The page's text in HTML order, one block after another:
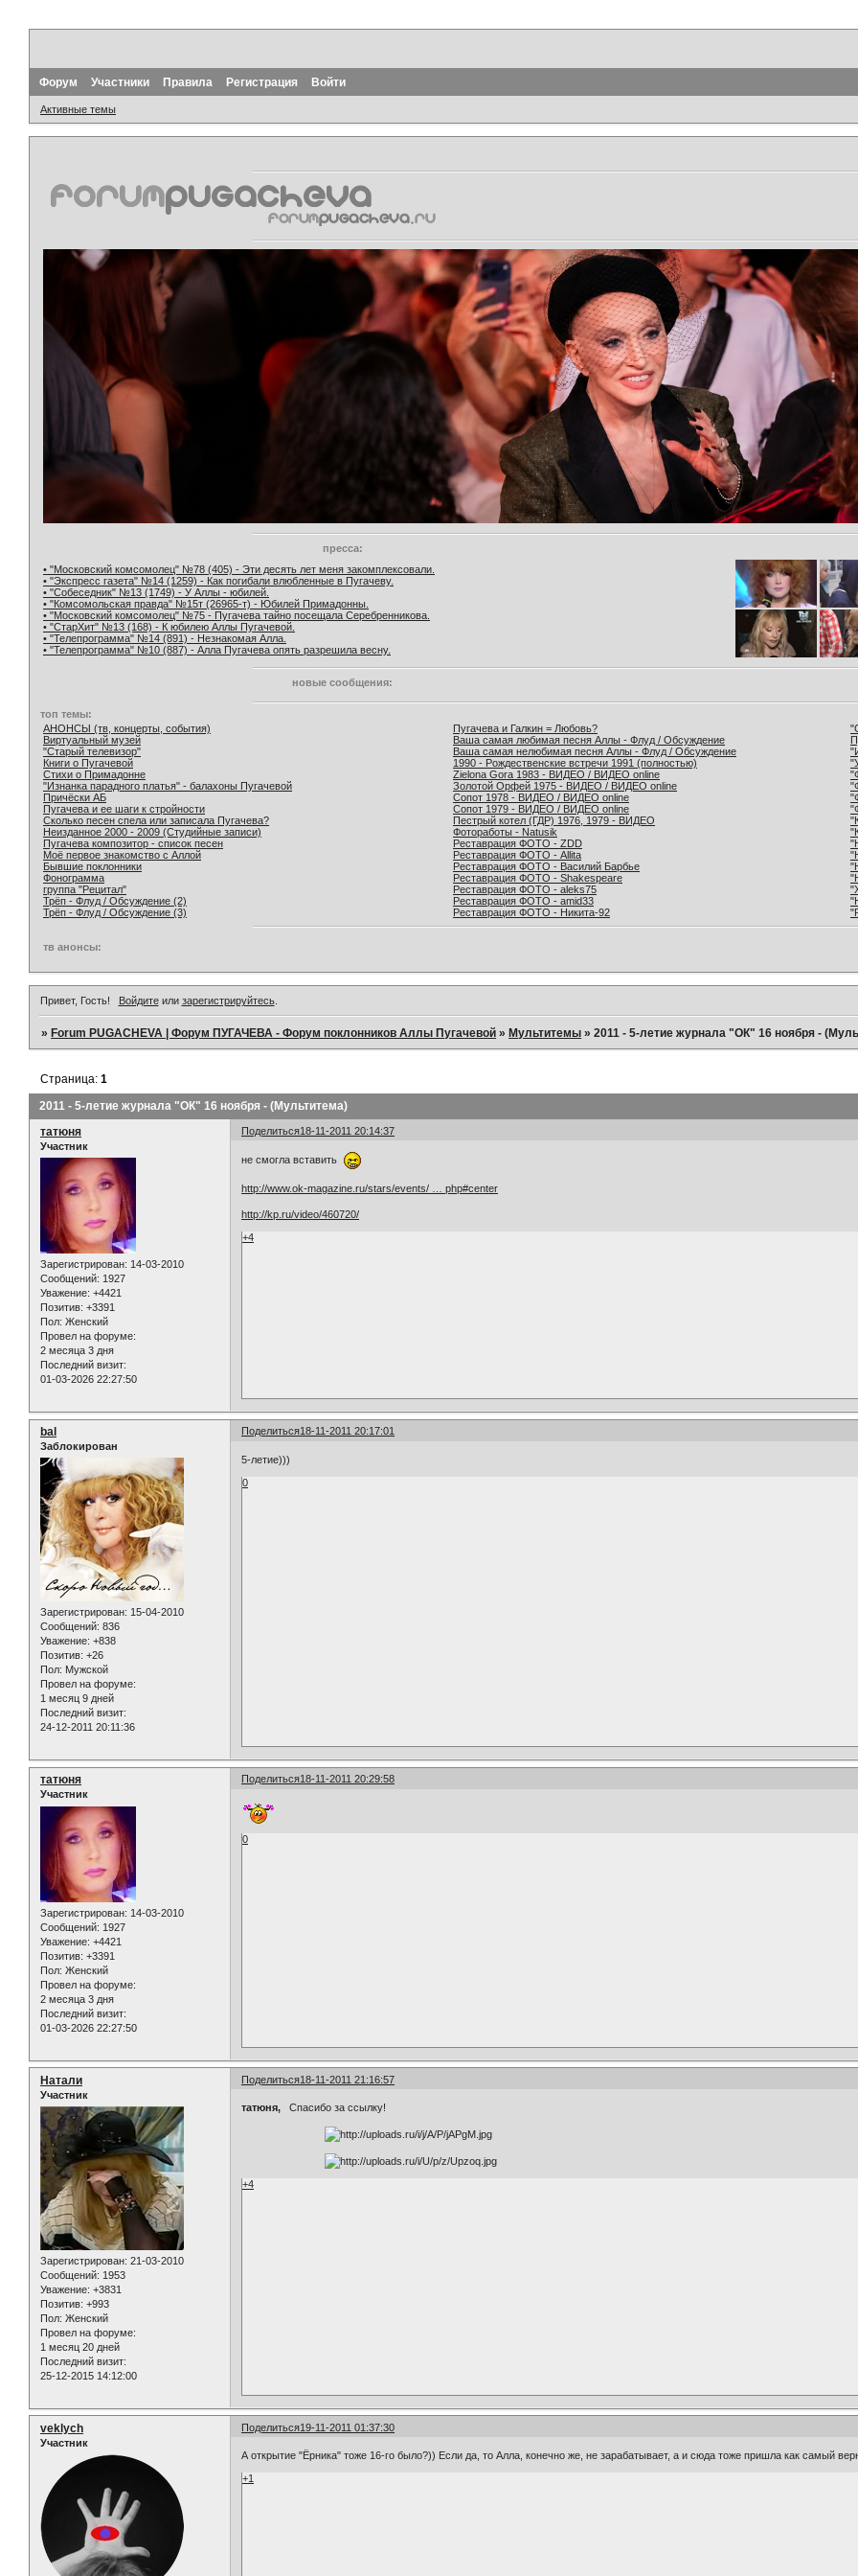
Форум Участники Правила Регистрация Войти
Активные темы
пресса:
• "Московский комсомолец" №78 (405) - Эти десять лет меня закомплексовали.
• "Экспресс газета" №14 (1259) - Как погибали влюбленные в Пугачеву.
• "Собеседник" №13 (1749) - У Аллы - юбилей.
• "Комсомольская правда" №15т (26965-т) - Юбилей Примадонны.
• "Московский комсомолец" №75 - Пугачева тайно посещала Серебренникова.
• "СтарХит" №13 (168) - К юбилею Аллы Пугачевой.
• "Телепрограмма" №14 (891) - Незнакомая Алла.
• "Телепрограмма" №10 (887) - Алла Пугачева опять разрешила весну.
новые сообщения:
топ темы:
АНОНСЫ (тв, концерты, события)
Виртуальный музей
"Старый телевизор"
Книги о Пугачевой
Стихи о Примадонне
"Изнанка парадного платья" - балахоны Пугачевой
Причёски АБ
Пугачева и ее шаги к стройности
Сколько песен спела или записала Пугачева?
Неизданное 2000 - 2009 (Студийные записи)
Пугачева композитор - список песен
Моё первое знакомство с Аллой
Бывшие поклонники
Фонограмма
группа "Рецитал"
Трёп - Флуд / Обсуждение (2)
Трёп - Флуд / Обсуждение (3)
Пугачева и Галкин = Любовь?
Ваша самая любимая песня Аллы - Флуд / Обсуждение
Ваша самая нелюбимая песня Аллы - Флуд / Обсуждение
1990 - Рождественские встречи 1991 (полностью)
Zielona Gora 1983 - ВИДЕО / ВИДЕО online
Золотой Орфей 1975 - ВИДЕО / ВИДЕО online
Сопот 1978 - ВИДЕО / ВИДЕО online
Сопот 1979 - ВИДЕО / ВИДЕО online
Пестрый котел (ГДР) 1976, 1979 - ВИДЕО
Фотоработы - Natusik
Реставрация ФОТО - ZDD
Реставрация ФОТО - Allita
Реставрация ФОТО - Василий Барбье
Реставрация ФОТО - Shakespeare
Реставрация ФОТО - aleks75
Реставрация ФОТО - amid33
Реставрация ФОТО - Никита-92
тв анонсы:
Привет, Гость! Войдитеили зарегистрируйтесь.
»Forum PUGACHEVA | Форум ПУГАЧЕВА - Форум поклонников Аллы Пугачевой »Мультитемы »2011 - 5-летие журнала "ОК" 16 ноября -
2011 - 5-летие журнала "ОК" 16 ноября - (Мультитема)
Страница:1
Поделиться18-11-2011 20:14:37
татюня
Участник
Зарегистрирован: 14-03-2010
Сообщений: 1927
Уважение: +4421
Позитив: +3391
Пол: Женский
Провел на форуме:
2 месяца 3 дня
Последний визит:
01-03-2026 22:27:50
не смогла вставить
http://www.ok-magazine.ru/stars/events/ … php#center
http://kp.ru/video/460720/
+4
Поделиться18-11-2011 20:17:01
bal
Заблокирован
Зарегистрирован: 15-04-2010
Сообщений: 836
Уважение: +838
Позитив: +26
Пол: Мужской
Провел на форуме:
1 месяц 9 дней
Последний визит:
24-12-2011 20:11:36
5-летие)))
0
Поделиться18-11-2011 20:29:58
татюня
Участник
Зарегистрирован: 14-03-2010
Сообщений: 1927
Уважение: +4421
Позитив: +3391
Пол: Женский
Провел на форуме:
2 месяца 3 дня
Последний визит:
01-03-2026 22:27:50
0
Поделиться18-11-2011 21:16:57
Натали
Участник
Зарегистрирован: 21-03-2010
Сообщений: 1953
Уважение: +3831
Позитив: +993
Пол: Женский
Провел на форуме:
1 месяц 20 дней
Последний визит:
25-12-2015 14:12:00
татюня, Спасибо за ссылку!
+4
Поделиться19-11-2011 01:37:30
veklych
Участник
А открытие "Ёрника" тоже 16-го было?)) Если да, то Алла, конечно же, не зарабатывает, а и сюда тоже пришла как самый
+1